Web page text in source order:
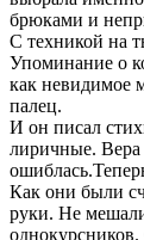
брюками и
С техникой на
Упоминание о
как невидимое
палец.
И он писал
лиричные. Вера
Как они были
руки. Не